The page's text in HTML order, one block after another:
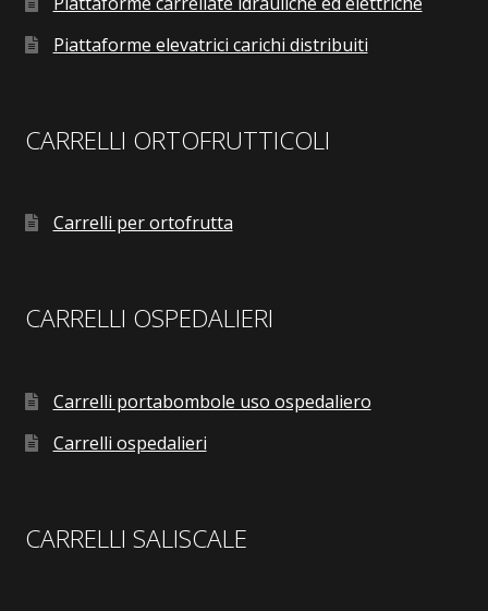
Piattaforme elevatrici carichi distribuiti
CARRELLI ORTOFRUTTICOLI
Carrelli per ortofrutta
CARRELLI OSPEDALIERI
Carrelli portabombole uso ospedaliero
Carrelli ospedalieri
CARRELLI SALISCALE